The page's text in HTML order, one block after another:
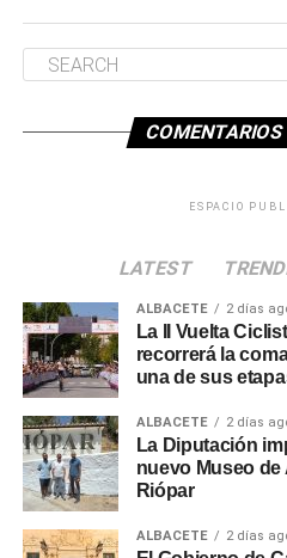
ESPACIO
LATEST
ALBACETE 2 días
La II Vuelta
recorrerá la
una de sus
ALBACETE 2 días
La Diputación
nuevo Museo
Riópar
ALBACETE 2 días